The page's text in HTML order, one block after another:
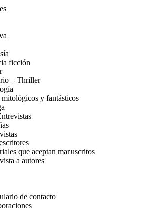
ficción
– Thriller
mitológicos y fantásticos
que aceptan manuscritos
a autores
de contacto